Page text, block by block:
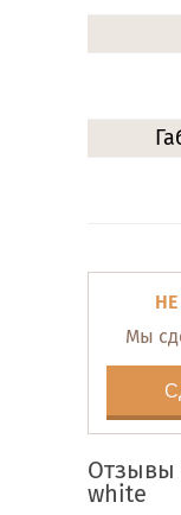
Мы
Отзывы
white